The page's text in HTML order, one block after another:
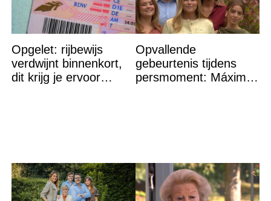
Opgelet: rijbewijs
verdwijnt binnenkort,
dit krijg je ervoor
Opvallende
gebeurtenis tijdens
persmoment: Máxima